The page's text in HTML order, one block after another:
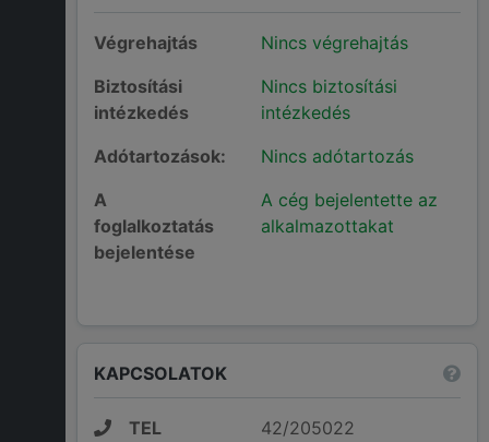
Végrehajtás
Nincs végrehajtás
Biztosítási
intézkedés
Nincs biztosítási
intézkedés
Adótartozások:
Nincs adótartozás
A
foglalkoztatás
bejelentése
A cég bejelentette az
alkalmazottakat
KAPCSOLATOK
TEL
42/205022